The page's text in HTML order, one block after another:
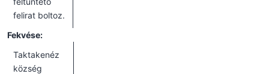
felirat boltoz.
Fekvése:
Taktakenéz
község